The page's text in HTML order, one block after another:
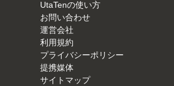
UtaTenの使い方
お問い合わせ
運営会社
利用規約
プライバシーポリシー
提携媒体
サイトマップ